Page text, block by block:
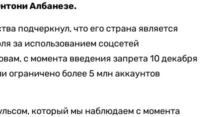
Албанезе.
подчеркнул, что его страна является
за использованием соцсетей
с момента введения запрета 10 декабря
ограничено более 5 млн аккаунтов
который мы наблюдаем с момента